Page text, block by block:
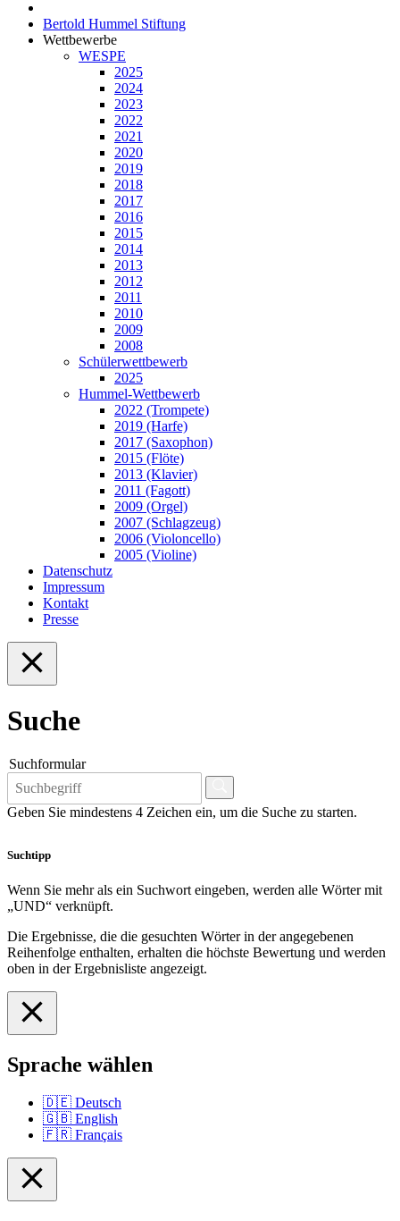
Bertold Hummel Stiftung
Wettbewerbe
WESPE
2025
2024
2023
2022
2021
2020
2019
2018
2017
2016
2015
2014
2013
2012
2011
2010
2009
2008
Schülerwettbewerb
2025
Hummel-Wettbewerb
2022 (Trompete)
2019 (Harfe)
2017 (Saxophon)
2015 (Flöte)
2013 (Klavier)
2011 (Fagott)
2009 (Orgel)
2007 (Schlagzeug)
2006 (Violoncello)
2005 (Violine)
Datenschutz
Impressum
Kontakt
Presse
Suche
Suchformular
Geben Sie mindestens 4 Zeichen ein, um die Suche zu starten.
Suchtipp
Wenn Sie mehr als ein Suchwort eingeben, werden alle Wörter mit
„UND“ verknüpft.
Die Ergebnisse, die die gesuchten Wörter in der angegebenen
Reihenfolge enthalten, erhalten die höchste Bewertung und werden
oben in der Ergebnisliste angezeigt.
Sprache wählen
🇩🇪 Deutsch
🇬🇧 English
🇫🇷 Français